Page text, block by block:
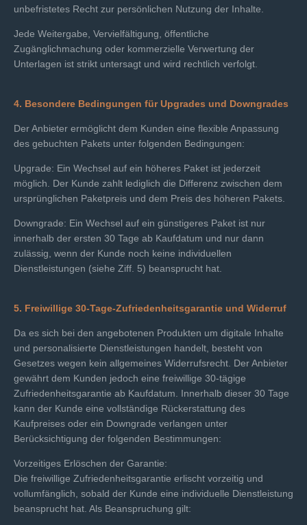
unbefristetes Recht zur persönlichen Nutzung der Inhalte.
Jede Weitergabe, Vervielfältigung, öffentliche
Zugänglichmachung oder kommerzielle Verwertung der
Unterlagen ist strikt untersagt und wird rechtlich verfolgt.
4. Besondere Bedingungen für Upgrades und Downgrades
Der Anbieter ermöglicht dem Kunden eine flexible Anpassung
des gebuchten Pakets unter folgenden Bedingungen:
Upgrade: Ein Wechsel auf ein höheres Paket ist jederzeit
möglich. Der Kunde zahlt lediglich die Differenz zwischen dem
ursprünglichen Paketpreis und dem Preis des höheren Pakets.
Downgrade: Ein Wechsel auf ein günstigeres Paket ist nur
innerhalb der ersten 30 Tage ab Kaufdatum und nur dann
zulässig, wenn der Kunde noch keine individuellen
Dienstleistungen (siehe Ziff. 5) beansprucht hat.
5. Freiwillige 30-Tage-Zufriedenheitsgarantie und Widerruf
Da es sich bei den angebotenen Produkten um digitale Inhalte
und personalisierte Dienstleistungen handelt, besteht von
Gesetzes wegen kein allgemeines Widerrufsrecht. Der Anbieter
gewährt dem Kunden jedoch eine freiwillige 30-tägige
Zufriedenheitsgarantie ab Kaufdatum. Innerhalb dieser 30 Tage
kann der Kunde eine vollständige Rückerstattung des
Kaufpreises oder ein Downgrade verlangen unter
Berücksichtigung der folgenden Bestimmungen:
Vorzeitiges Erlöschen der Garantie:
Die freiwillige Zufriedenheitsgarantie erlischt vorzeitig und
vollumfänglich, sobald der Kunde eine individuelle Dienstleistung
beansprucht hat. Als Beanspruchung gilt: